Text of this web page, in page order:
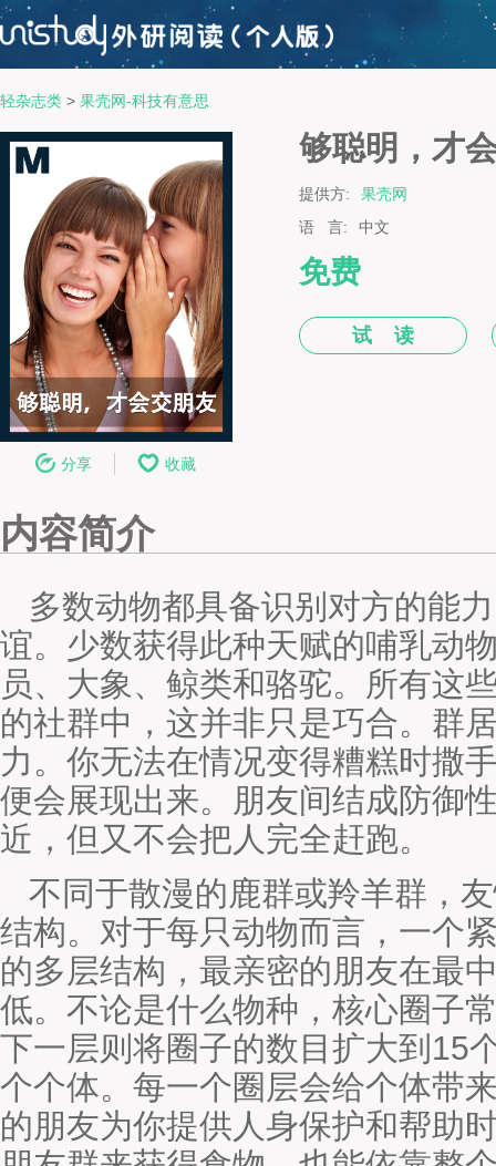
轻杂志类 > 果壳网-科技有意思
分享 收藏
够聪明，才
提供方:
果壳网
语 言:
中文
免费
试 读
内容简介
多数动物都具备识别对方的能
谊。少数获得此种天赋的哺乳动
员、大象、鲸类和骆驼。所有这
的社群中，这并非只是巧合。群
力。你无法在情况变得糟糕时
便会展现出来。朋友间结成防御
近，但又不会把人完全赶跑。
不同于散漫的鹿群或羚羊群，
结构。对于每只动物而言，一个
的多层结构，最亲密的朋友在最
低。不论是什么物种，核心圈子
下一层则将圈子的数目扩大到15
个个体。每一个圈层会给个体带
的朋友为你提供人身保护和帮助